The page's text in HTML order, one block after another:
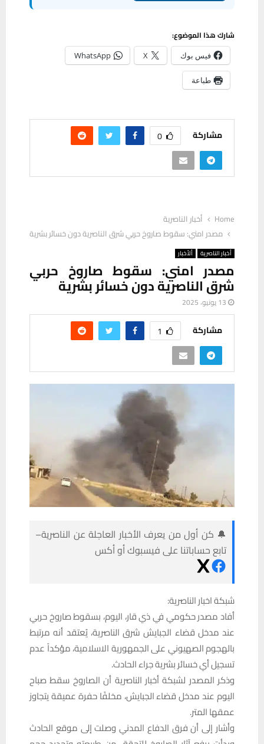
شارك هذا الموضوع:
فيس بوك X
WhatsApp
طباعة
مشاركة 0
Home
أخبار الناصرية
مصدر امني: سقوط صاروخ حربي شرق الناصرية دون خسائر بشرية
أخبار الناصرية ألأخبار
مصدر امني: سقوط صاروخ حربي
شرق الناصرية دون خسائر بشرية
13 يونيو، 2025
مشاركة 1
🔔 كن أول من يعرف الأخبار العاجلة عن الناصرية–
تابع حساباتنا على فيسبوك أو أكس
شبكة اخبار الناصرية:
أفاد مصدر حكومي في ذي قار، اليوم، بسقوط صاروخ حربي
عند مدخل قضاء الجبايش شرق الناصرية، يُعتقد أنه مرتبط
بالهجوم الصهيوني على الجمهورية الاسلامية، مؤكداً عدم
تسجيل أي خسائر بشرية جراء الحادث.
وذكر المصدر لشبكة أخبار الناصرية أن الصاروخ سقط صباح
اليوم عند مدخل قضاء الجبايش، مخلفًا حفرة عميقة يتجاوز
عمقها المتر.
وأشار إلى أن فرق الدفاع المدني وصلت إلى موقع الحادث